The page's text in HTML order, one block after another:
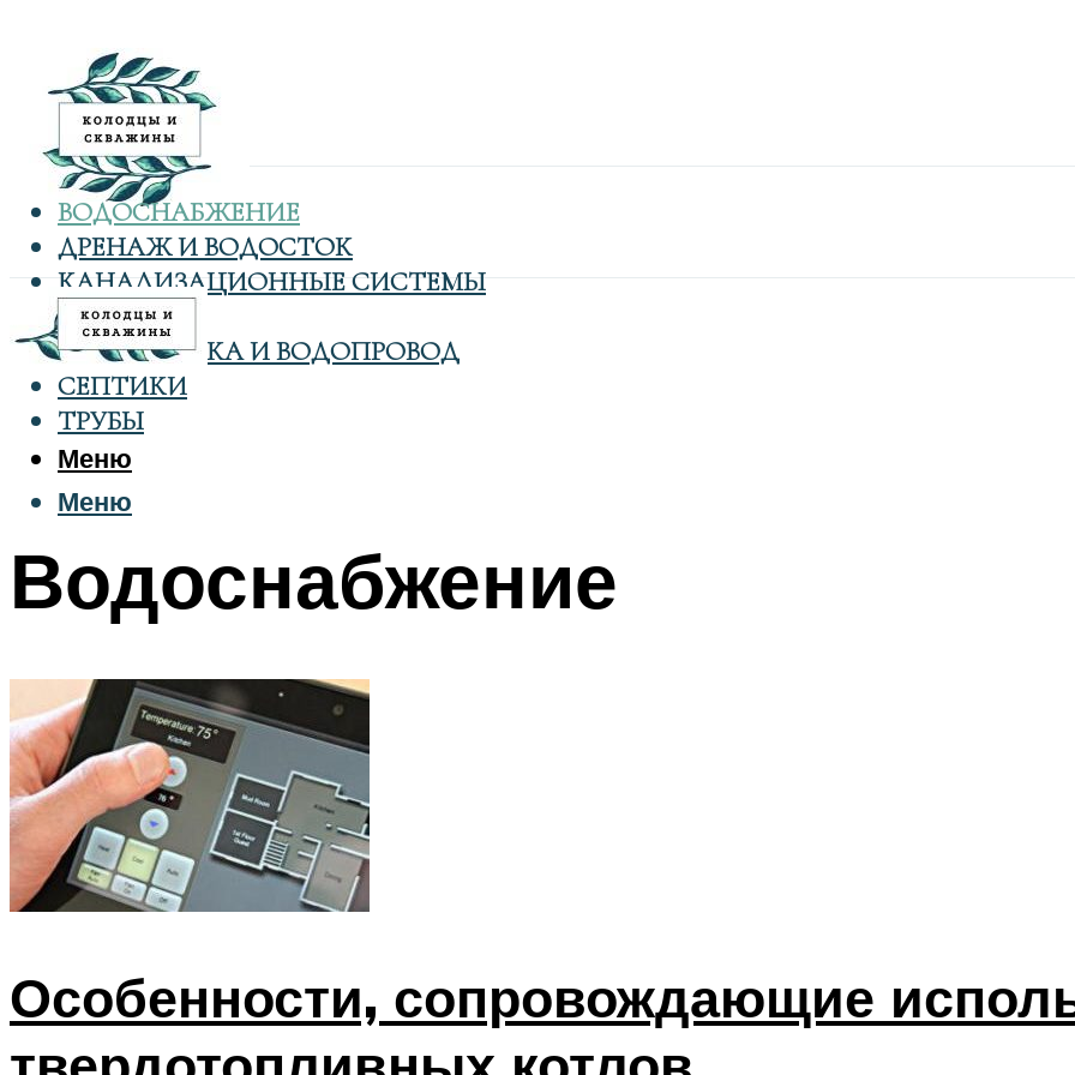
ВОДОСНАБЖЕНИЕ
ДРЕНАЖ И ВОДОСТОК
КАНАЛИЗАЦИОННЫЕ СИСТЕМЫ
КОЛОДЦЫ
САНТЕХНИКА И ВОДОПРОВОД
СЕПТИКИ
ТРУБЫ
Меню
Меню
Водоснабжение
Особенности, сопровождающие